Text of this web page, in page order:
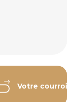
Votre courroie